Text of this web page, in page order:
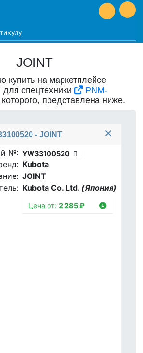
JOINT
купить на маркетплейсе
для спецтехники
PNM-
представлена ниже.
- JOINT
№: YW33100520
Kubota
JOINT
Kubota Co. Ltd. (Япония)
Цена от: 2 285 ₽